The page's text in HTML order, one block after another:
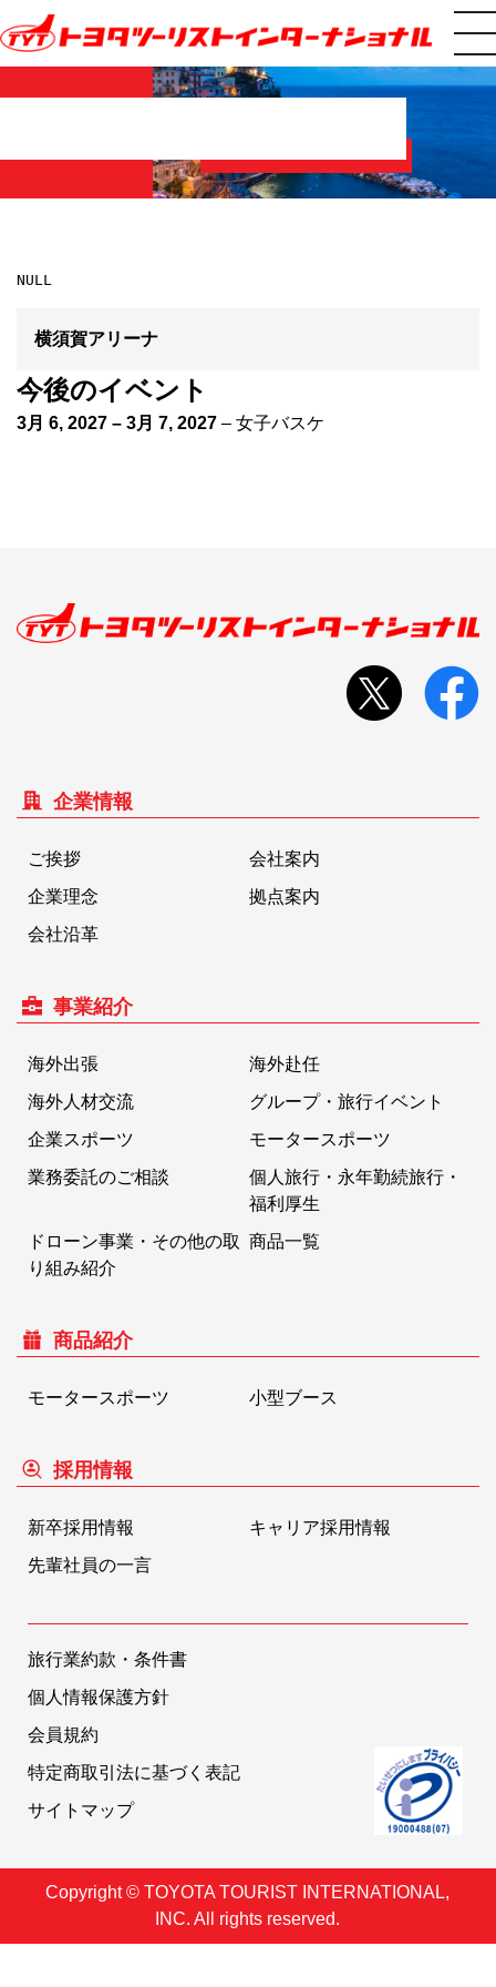
横須賀アリーナ
今後のイベント
3月 6, 2027 – 3月 7, 2027 – 女子バスケ
企業情報
ご挨拶
会社案内
企業理念
拠点案内
会社沿革
事業紹介
海外出張
海外赴任
海外人材交流
グループ・旅行イベント
企業スポーツ
モータースポーツ
業務委託のご相談
個人旅行・永年勤続旅行・
福利厚生
ドローン事業・その他の取
り組み紹介
商品一覧
商品紹介
モータースポーツ 小型ブース
採用情報
新卒採用情報
キャリア採用情報
先輩社員の一言
旅行業約款・条件書
個人情報保護方針
会員規約
特定商取引法に基づく表記
サイトマップ
Copyright © TOYOTA TOURIST INTERNATIONAL,
INC. All rights reserved.